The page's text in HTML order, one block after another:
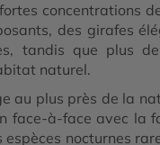
concentrations
des girafes
tandis que plus
naturel.
au plus près de la
face-à-face avec
nocturnes